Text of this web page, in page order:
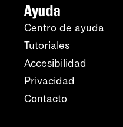
Ayuda
Centro de ayuda
Tutoriales
Accesibilidad
Privacidad
Contacto